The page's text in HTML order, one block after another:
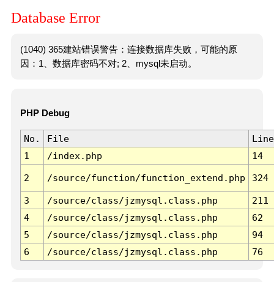
Database Error
(1040) 365建站错误警告：连接数据库失败，可能的原
因：1、数据库密码不对; 2、mysql未启动。
PHP Debug
No. File
Line
1
/index.php 14
2 /source/function/function_extend.php 324
3 /source/class/jzmysql.class.php
211
4
/source/class/jzmysql.class.php
62
5
/source/class/jzmysql.class.php
94
6
/source/class/jzmysql.class.php 76